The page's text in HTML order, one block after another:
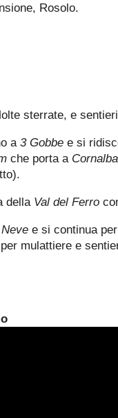
Rosolo.
sterrate, e
a 3 Gobbe e si
che porta a Cornalba
della Val del Ferro
e si continua per
mulattiere e